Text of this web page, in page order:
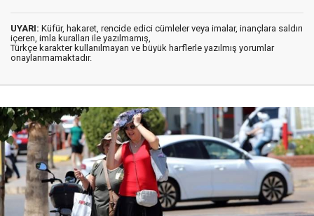
UYARI: Küfür, hakaret, rencide edici cümleler veya imalar, inançlara saldırı
içeren, imla kuralları ile yazılmamış,
Türkçe karakter kullanılmayan ve büyük harflerle yazılmış yorumlar
onaylanmamaktadır.